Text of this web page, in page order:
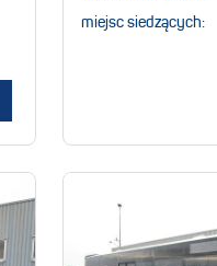
miejsc siedzących: